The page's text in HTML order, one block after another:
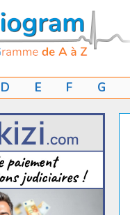
D E F G